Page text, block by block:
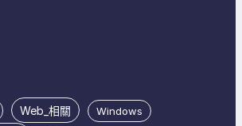
Web_相關 Windows